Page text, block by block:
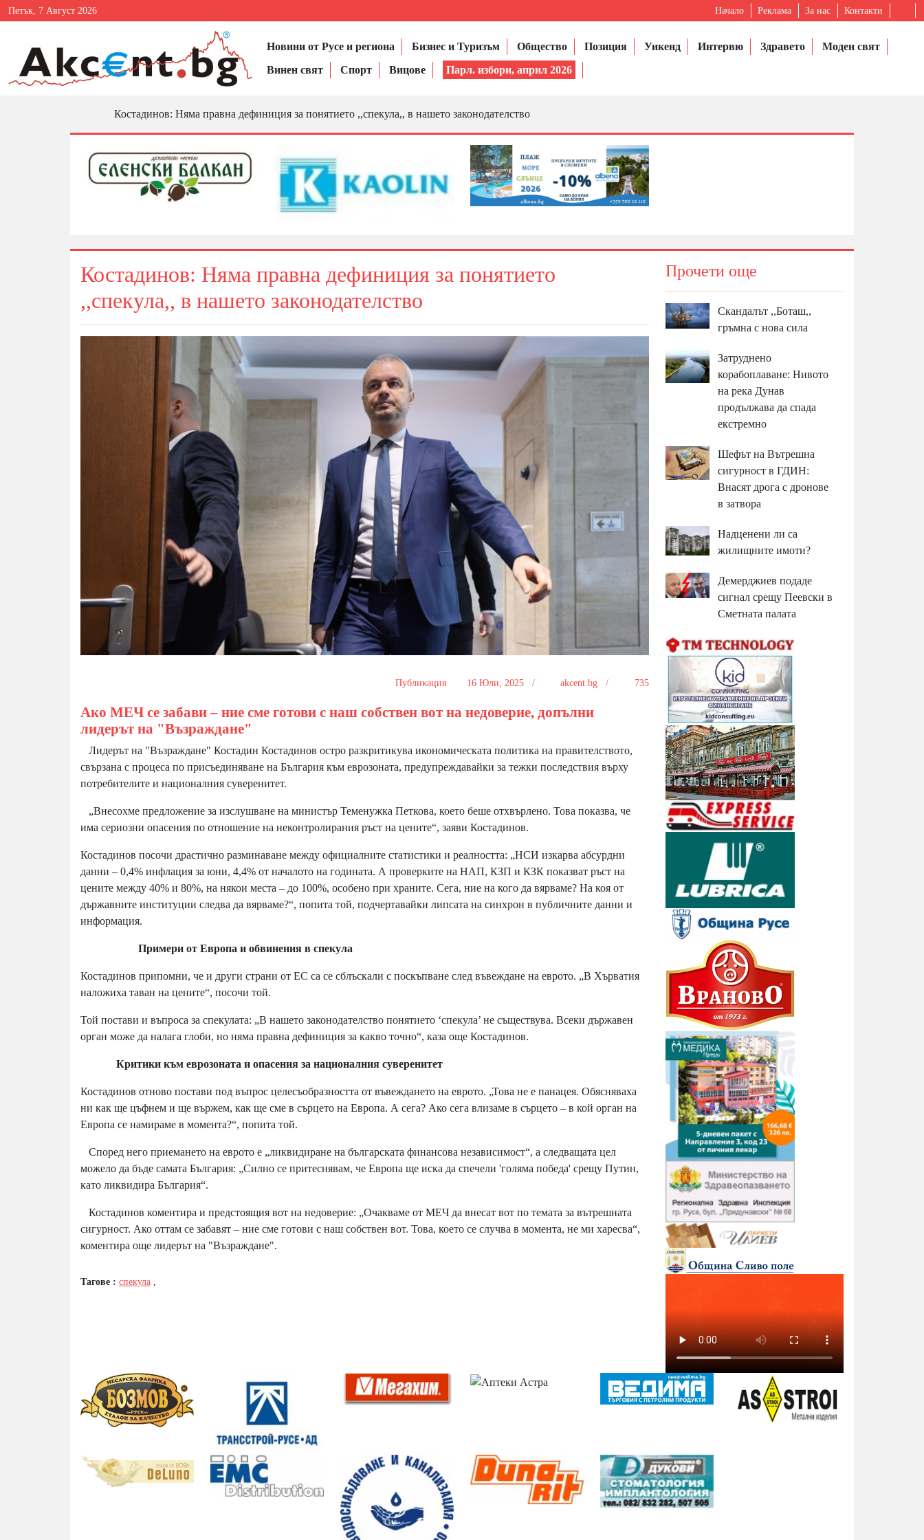
Петък, 7 Август 2026 Начало Реклама За нас Контакти
Новини от Русе и региона Бизнес и Туризъм Общество Позиция Уикенд Интервю Здравето
Моден свят
Винен свят
Спорт Вицове Парл. избори, април 2026
Костадинов: Няма правна дефиниция за понятието ,,спекула,, в нашето законодателство
Костадинов: Няма правна дефиниция за понятието
,,спекула,, в нашето законодателство
Публикация 16 Юли, 2025 / akcent.bg / 735
Ако МЕЧ се забави – ние сме готови с наш собствен вот на недоверие, допълни
лидерът на "Възраждане"
Лидерът на "Възраждане" Костадин Костадинов остро разкритикува икономическата политика на правителството,
свързана с процеса по присъединяване на България към еврозоната, предупреждавайки за тежки последствия върху
потребителите и националния суверенитет.
„Внесохме предложение за изслушване на министър Теменужка Петкова, което беше отхвърлено. Това показва, че
има сериозни опасения по отношение на неконтролирания ръст на цените“, заяви Костадинов.
Костадинов посочи драстично разминаване между официалните статистики и реалността: „НСИ изкарва абсурдни
данни – 0,4% инфлация за юни, 4,4% от началото на годината. А проверките на НАП, КЗП и КЗК показват ръст на
цените между 40% и 80%, на някои места – до 100%, особено при храните. Сега, ние на кого да вярваме? На коя от
държавните институции следва да вярваме?“, попита той, подчертавайки липсата на синхрон в публичните данни и
информация.
Примери от Европа и обвинения в спекула
Костадинов припомни, че и други страни от ЕС са се сблъскали с поскъпване след въвеждане на еврото. „В Хърватия
наложиха таван на цените“, посочи той.
Той постави и въпроса за спекулата: „В нашето законодателство понятието ‘спекула’ не съществува. Всеки държавен
орган може да налага глоби, но няма правна дефиниция за какво точно“, каза още Костадинов.
Критики към еврозоната и опасения за националния суверенитет
Костадинов отново постави под въпрос целесъобразността от въвеждането на еврото. „Това не е панацея. Обясняваха
ни как ще цъфнем и ще вържем, как ще сме в сърцето на Европа. А сега? Ако сега влизаме в сърцето – в кой орган на
Европа се намираме в момента?“, попита той.
Според него приемането на еврото е „ликвидиране на българската финансова независимост“, а следващата цел
можело да бъде самата България: „Силно се притеснявам, че Европа ще иска да спечели 'голяма победа' срещу Путин,
като ликвидира България“.
Костадинов коментира и предстоящия вот на недоверие: „Очакваме от МЕЧ да внесат вот по темата за вътрешната
сигурност. Ако оттам се забавят – ние сме готови с наш собствен вот. Това, което се случва в момента, не ми харесва“,
коментира още лидерът на "Възраждане".
Тагове : спекула ,
Прочети още
Скандалът ,,Боташ,,
гръмна с нова сила
Затруднено
корабоплаване: Нивото
на река Дунав
продължава да спада
екстремно
Шефът на Вътрешна
сигурност в ГДИН:
Внасят дрога с дронове
в затвора
Надценени ли са
жилищните имоти?
Демерджиев подаде
сигнал срещу Пеевски в
Сметната палата